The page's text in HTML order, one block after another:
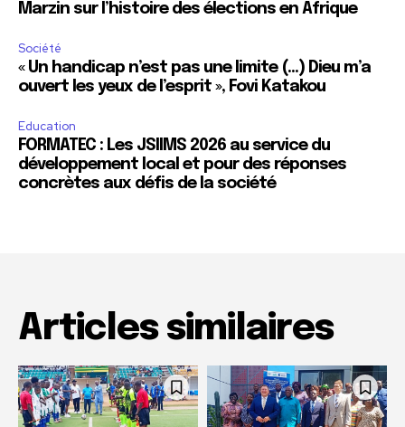
Marzin sur l’histoire des élections en Afrique
Société
« Un handicap n’est pas une limite (…) Dieu m’a
ouvert les yeux de l’esprit », Fovi Katakou
Education
FORMATEC : Les JSIIMS 2026 au service du
développement local et pour des réponses
concrètes aux défis de la société
Articles similaires